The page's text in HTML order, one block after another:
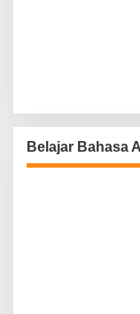
Belajar Bahasa